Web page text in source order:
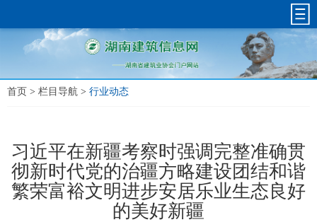
首页 > 栏目导航 > 行业动态
习近平在新疆考察时强调完整准确贯
彻新时代党的治疆方略建设团结和谐
繁荣富裕文明进步安居乐业生态良好
的美好新疆